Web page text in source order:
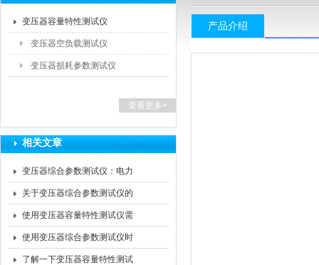
变压器容量特性测试仪
变压器空负载测试仪
变压器损耗参数测试仪
查看更多+
相关文章
变压器综合参数测试仪：电力
行业的得力助手
关于变压器综合参数测试仪的
特点分享
使用变压器容量特性测试仪需
要严格按照相关操作流程进行
使用变压器综合参数测试仪时
的一些注意事项技巧和经验分
了解一下变压器容量特性测试
产品介绍